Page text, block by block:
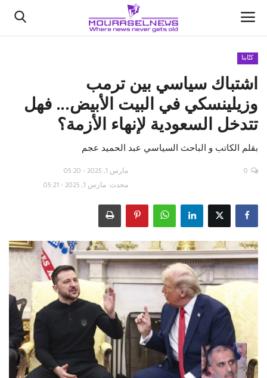
الأخبار
كتّابنا
السعودية
اقتصاد
علوم وتكنولوجيا
فيديو
حياة
كتّابنا
اشتباك سياسي بين ترمب
وزيلينسكي في البيت الأبيض... فهل
تتدخل السعودية لإنهاء الأزمة؟
بقلم الكاتب و الباحث السياسي عبد الحميد عجم
مارس 1, 2025 - 05:20
محدث: مارس 1, 2025 - 05:21
0